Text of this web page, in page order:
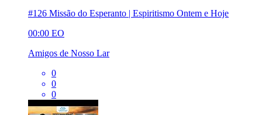
#126 Missão do Esperanto | Espiritismo Ontem e Hoje
00:00 EO
Amigos de Nosso Lar
0
0
0